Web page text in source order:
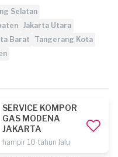
Selatan
Jakarta Utara
Barat
Tangerang Kota
SERVICE KOMPOR
GAS MODENA
JAKARTA
hampir 10 tahun lalu